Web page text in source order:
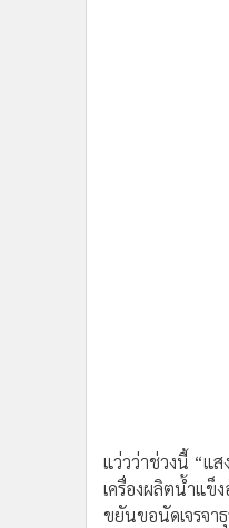
แว่วว่าช่วงนี้ “แ
เครื่องผลิตน้ำแข็
ขยันขอนัดเจรจา